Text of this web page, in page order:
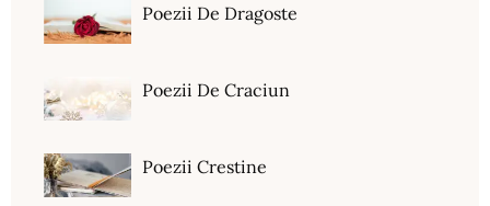
Poezii De Dragoste
Poezii De Craciun
Poezii Crestine